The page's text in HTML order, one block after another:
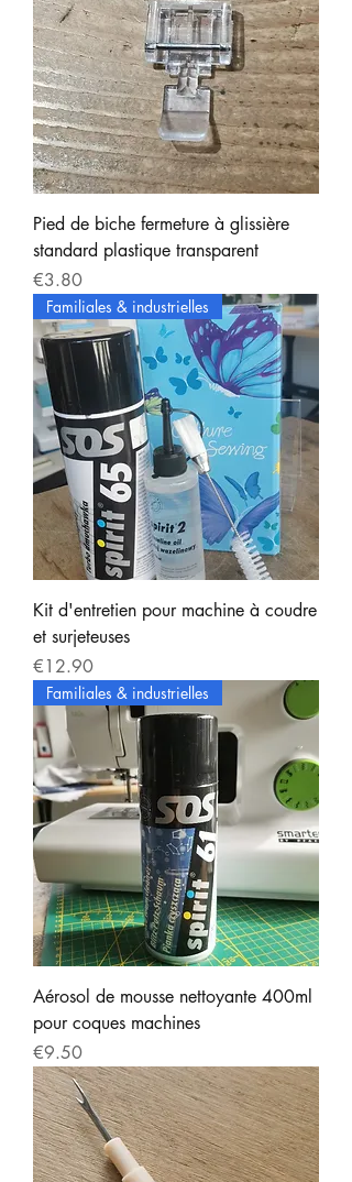
Pied de biche fermeture à glissière
standard plastique transparent
Price
€3.80
Familiales & industrielles
Kit d'entretien pour machine à coudre
et surjeteuses
Price
€12.90
Familiales & industrielles
Aérosol de mousse nettoyante 400ml
pour coques machines
Price
€9.50